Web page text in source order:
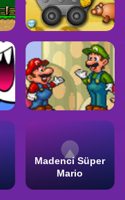
Madenci Süper
Mario